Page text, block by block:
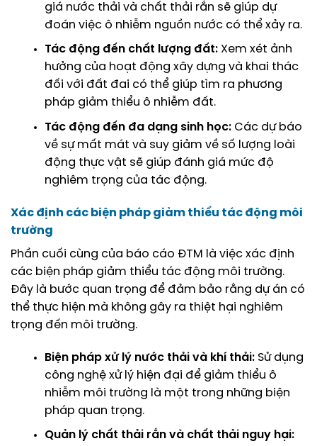
giá nước thải và chất thải rắn sẽ giúp dự
đoán việc ô nhiễm nguồn nước có thể xảy ra.
Tác động đến chất lượng đất: Xem xét ảnh
hưởng của hoạt động xây dựng và khai thác
đối với đất đai có thể giúp tìm ra phương
pháp giảm thiểu ô nhiễm đất.
Tác động đến đa dạng sinh học: Các dự báo
về sự mất mát và suy giảm về số lượng loài
động thực vật sẽ giúp đánh giá mức độ
nghiêm trọng của tác động.
Xác định các biện pháp giảm thiểu tác động môi
trường
Phần cuối cùng của báo cáo ĐTM là việc xác định
các biện pháp giảm thiểu tác động môi trường.
Đây là bước quan trọng để đảm bảo rằng dự án có
thể thực hiện mà không gây ra thiệt hại nghiêm
trọng đến môi trường.
Biện pháp xử lý nước thải và khí thải: Sử dụng
công nghệ xử lý hiện đại để giảm thiểu ô
nhiễm môi trường là một trong những biện
pháp quan trọng.
Quản lý chất thải rắn và chất thải nguy hại: